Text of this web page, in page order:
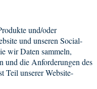
und/oder
und unseren Social-
wir Daten sammeln,
und die Anforderungen des
Teil unserer Website-